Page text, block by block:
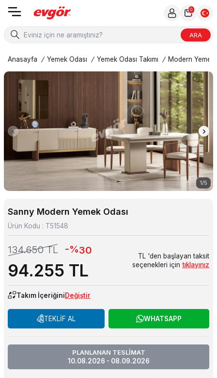
ARA
0
Anasayfa / Yemek Odası / Yemek Odası Takımı / Modern Yemek
1/5
Sanny Modern Yemek Odası
Ürün Kodu : T51548
134.650TL -%30
94.255 TL
TL 'den başlayan taksit
seçenekleri için tıklayınız
Takım İçeriğiniDeğiştir
TEKLİF AL WHATSAPP
PLANLANAN TESLİMAT
10.08.2026 - 08.09.2026